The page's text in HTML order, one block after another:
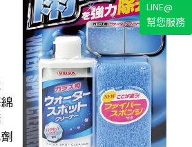
LINE@
幫您服務